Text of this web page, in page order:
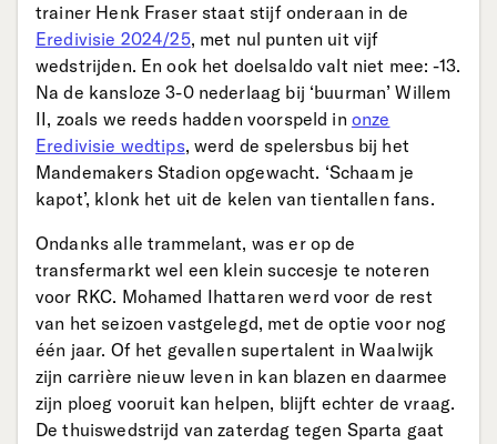
trainer Henk Fraser staat stijf onderaan in de
Eredivisie 2024/25, met nul punten uit vijf
wedstrijden. En ook het doelsaldo valt niet mee: -13.
Na de kansloze 3-0 nederlaag bij ‘buurman’ Willem
II, zoals we reeds hadden voorspeld in onze
Eredivisie wedtips, werd de spelersbus bij het
Mandemakers Stadion opgewacht. ‘Schaam je
kapot’, klonk het uit de kelen van tientallen fans.
Ondanks alle trammelant, was er op de
transfermarkt wel een klein succesje te noteren
voor RKC. Mohamed Ihattaren werd voor de rest
van het seizoen vastgelegd, met de optie voor nog
één jaar. Of het gevallen supertalent in Waalwijk
zijn carrière nieuw leven in kan blazen en daarmee
zijn ploeg vooruit kan helpen, blijft echter de vraag.
De thuiswedstrijd van zaterdag tegen Sparta gaat